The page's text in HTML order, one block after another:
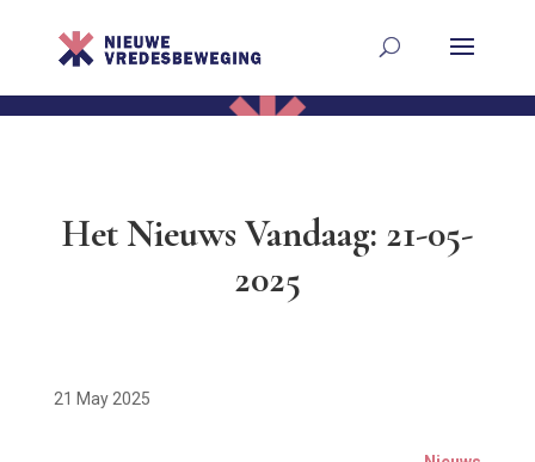
Het Nieuws Vandaag: 21-05-
2025
21 May 2025